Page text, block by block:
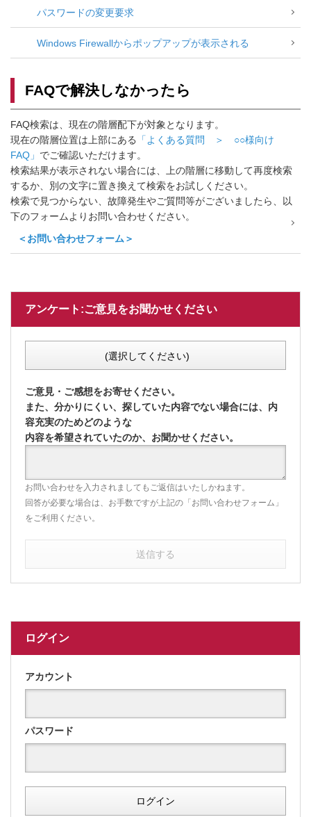
パスワードの変更要求
Windows Firewallからポップアップが表示される
FAQで解決しなかったら
FAQ検索は、現在の階層配下が対象となります。
現在の階層位置は上部にある
「よくある質問 ＞ ○○様向け
FAQ」 でご確認いただけます。
検索結果が表示されない場合には、上の階層に移動して再度検索
するか、別の文字に置き換えて検索をお試しください。
検索で見つからない、故障発生やご質問等がございましたら、以
下のフォームよりお問い合わせください。
＜お問い合わせフォーム＞
アンケート:ご意見をお聞かせください
(選択してください)
ご意見・ご感想をお寄せください。
また、分かりにくい、探していた内容でない場合には、内
容充実のためどのような
内容を希望されていたのか、お聞かせください。
お問い合わせを入力されましてもご返信はいたしかねます。
回答が必要な場合は、お手数ですが上記の「お問い合わせフォーム」
をご利用ください。
送信する
ログイン
アカウント
パスワード
ログイン